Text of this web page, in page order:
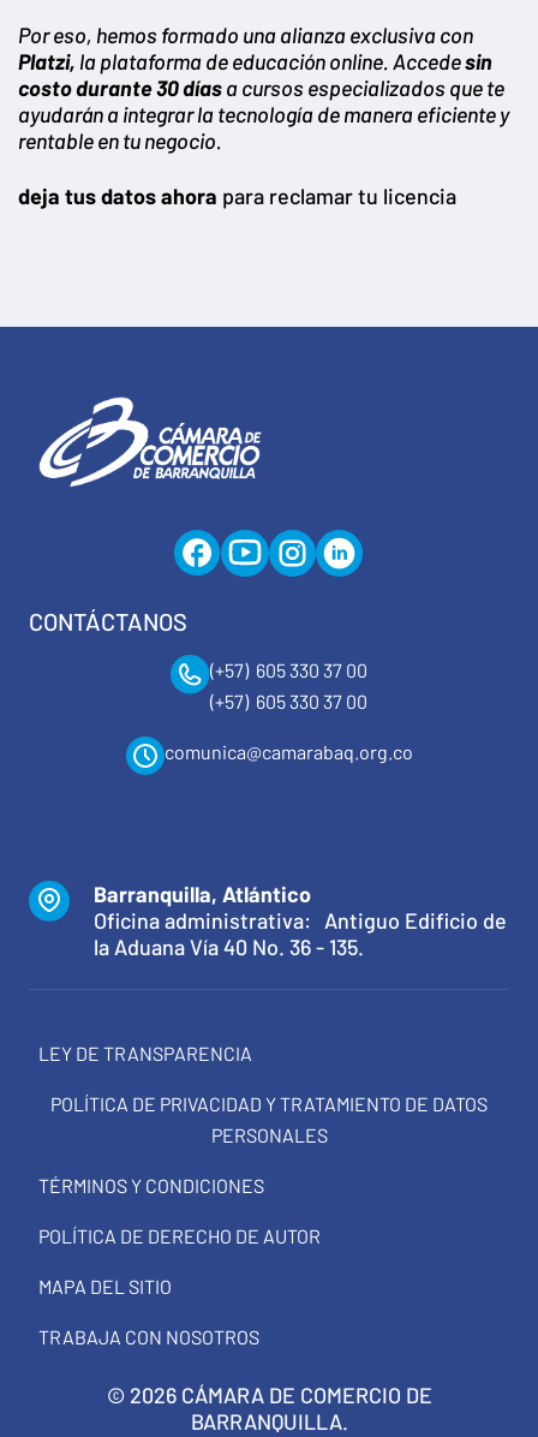
Por eso, hemos formado una alianza exclusiva con
Platzi, la plataforma de educación online. Accedesin
costo durante 30 díasa cursos especializados que te
ayudarán a integrar la tecnología de manera eficiente y
rentable en tu negocio.
deja tus datos ahora para reclamar tu licencia
CONTÁCTANOS
(+57) 605 330 37 00
(+57) 605 330 37 00
comunica@camarabaq.org.co
Barranquilla, Atlántico
Oficina administrativa: Antiguo Edificio de
la Aduana Vía 40 No. 36 - 135.
LEY DE TRANSPARENCIA
POLÍTICA DE PRIVACIDAD Y TRATAMIENTO DE DATOS
PERSONALES
TÉRMINOS Y CONDICIONES
POLÍTICA DE DERECHO DE AUTOR
MAPA DEL SITIO
TRABAJA CON NOSOTROS
© 2026 CÁMARA DE COMERCIO DE
BARRANQUILLA.